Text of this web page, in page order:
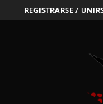
REGISTRARSE /